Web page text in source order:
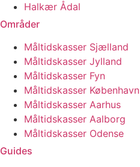
Halkær Ådal
Områder
Måltidskasser Sjælland
Måltidskasser Jylland
Måltidskasser Fyn
Måltidskasser København
Måltidskasser Aarhus
Måltidskasser Aalborg
Måltidskasser Odense
Guides